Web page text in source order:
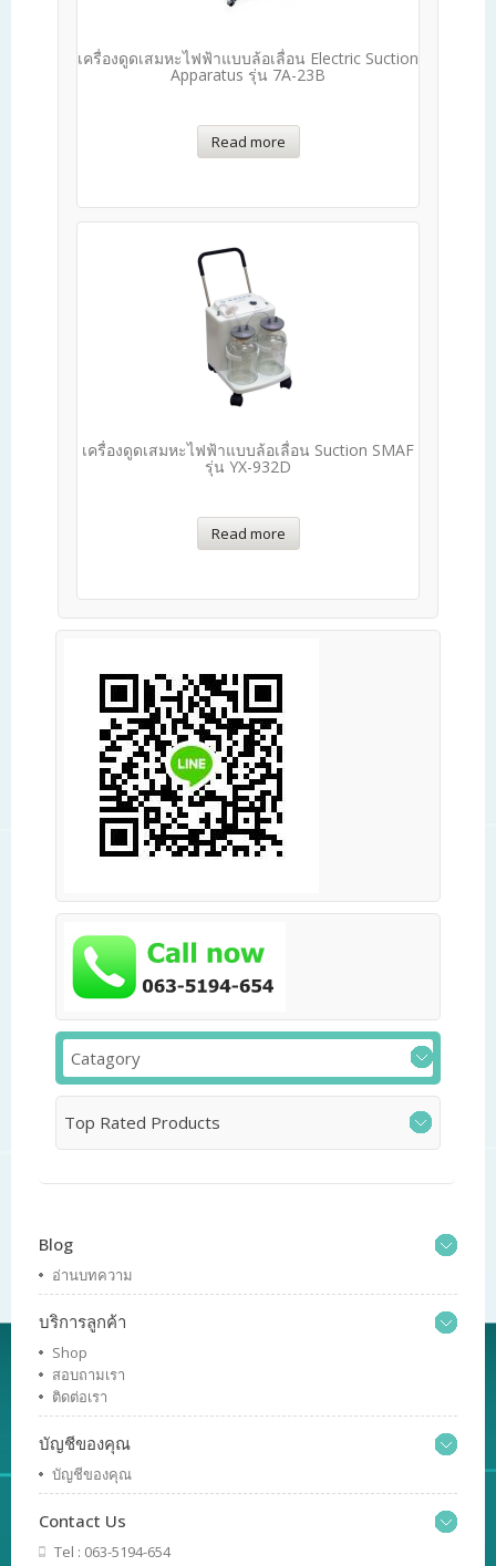
เครื่องดูดเสมหะไฟฟ้าแบบล้อเลื่อน Electric Suction
Apparatus รุ่น 7A-23B
Read more
เครื่องดูดเสมหะไฟฟ้าแบบล้อเลื่อน Suction SMAF
รุ่น YX-932D
Read more
Catagory
Top Rated Products
Blog
อ่านบทความ
บริการลูกค้า
Shop
สอบถามเรา
ติดต่อเรา
บัญชีของคุณ
บัญชีของคุณ
Contact Us
Tel : 063-5194-654